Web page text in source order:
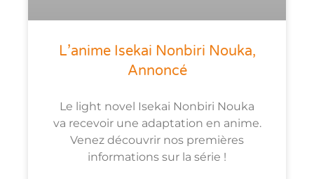
L’anime Isekai Nonbiri Nouka,
Annoncé
Le light novel Isekai Nonbiri Nouka
va recevoir une adaptation en anime.
Venez découvrir nos premières
informations sur la série !